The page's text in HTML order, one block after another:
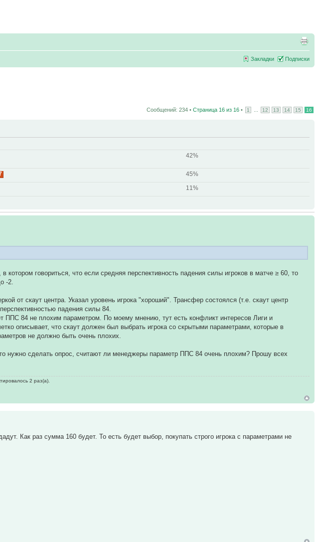
Закладки Подписки
Сообщений: 234 • Страница 16 из 16 • 1 12 13 14 15 16
42%
45%
11%
говориться, что если средняя перспективность падения силы игроков в матче ≥ 60, то
-2.
от скаут центра. Указал уровень игрока "хороший". Трансфер состоялся (т.е. скаут центр
падения силы 84.
ППС 84 не плохим параметром. По моему мнению, тут есть конфликт интересов Лиги и
описывает, что скаут должен был выбрать игрока со скрытыми параметрами, которые в
не должно быть очень плохих.
нужно сделать опрос, считают ли менеджеры параметр ППС 84 очень плохим? Прошу всех
2 раз(а).
Как раз сумма 160 будет. То есть будет выбор, покупать строго игрока с параметрами не